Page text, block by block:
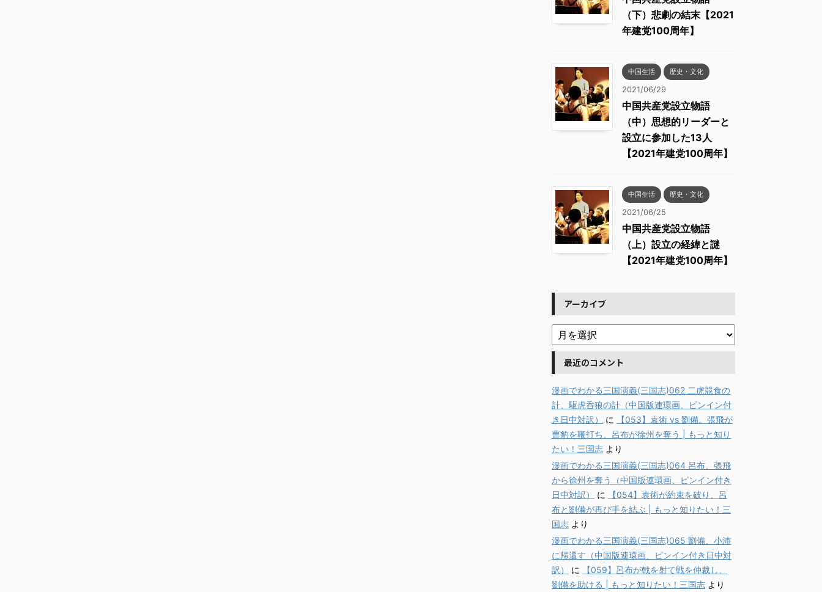
（下）悲劇の結末【2021
年建党100周年】
中国生活 歴史・文化
2021/06/29
中国共産党設立物語
（中）思想的リーダーと
設立に参加した13人
【2021年建党100周年】
中国生活 歴史・文化
2021/06/25
中国共産党設立物語
（上）設立の経緯と謎
【2021年建党100周年】
アーカイブ
最近のコメント
漫画でわかる三国演義(三国志)062 二虎競食の
計、駆虎呑狼の計（中国版連環画、ピンイン付
き日中対訳）
に
【053】袁術 vs 劉備。張飛が
曹豹を鞭打ち、呂布が徐州を奪う | もっと知り
たい！三国志 より
漫画でわかる三国演義(三国志)064 呂布、張飛
から徐州を奪う（中国版連環画、ピンイン付き
日中対訳）
に
【054】袁術が約束を破り、呂
布と劉備が再び手を結ぶ | もっと知りたい！三
国志 より
漫画でわかる三国演義(三国志)065 劉備、小沛
に帰還す（中国版連環画、ピンイン付き日中対
訳）
に
【059】呂布が戟を射て戦を仲裁し、
劉備を助ける | もっと知りたい！三国志 より